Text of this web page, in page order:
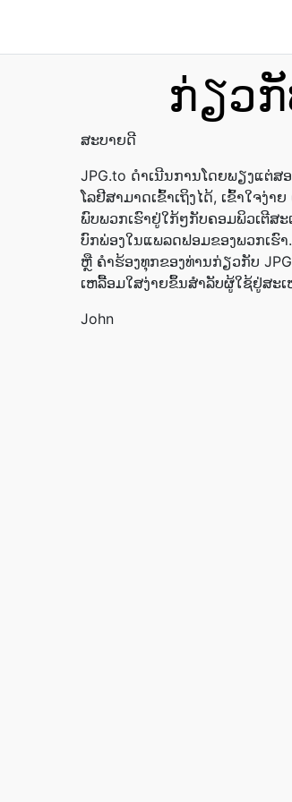
ກ່ຽວ
ສະບາຍດີ
JPG.to ດຳເນີນການໂດຍພຽງແຕ່ສ
ໂລຢີສາມາດເຂົ້າເຖິງໄດ້, ເຂົ້າໃຈງ່
ພົບພວກເຮົາຢູ່ໃກ້ໆກັບຄອມພິວເຕີສ
ບົກພ່ອງໃນແພລດຟອມຂອງພວກເຮົາ
ຫຼື ຄຳຮ້ອງທຸກຂອງທ່ານກ່ຽວກັບ
ເຫລື້ອມໃສງ່າຍຂຶ້ນສຳລັບຜູ້ໃຊ້ຢູ່ສະ
John